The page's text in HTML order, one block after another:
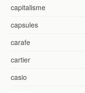
capitalisme
capsules
carafe
cartier
casio